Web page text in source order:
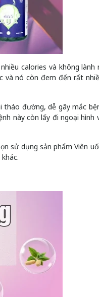
calories và không lành
và nó còn đem đến rất
tháo đường, dễ gây mắc
này còn lấy đi ngoại hình
sử dụng sản phẩm Viên